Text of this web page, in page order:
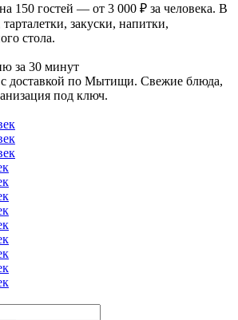
150 гостей — от 3 000 ₽ за человека. В
закуски, напитки,
стола.
за 30 минут
доставкой по Мытищи. Свежие блюда,
под ключ.